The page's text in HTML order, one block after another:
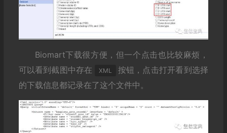
Biomart下载很方便，但一个点击也比较麻烦，
可以看到截图中存在
XML
按钮，点击打开看到选择
的下载信息都记录在了这个文件中。